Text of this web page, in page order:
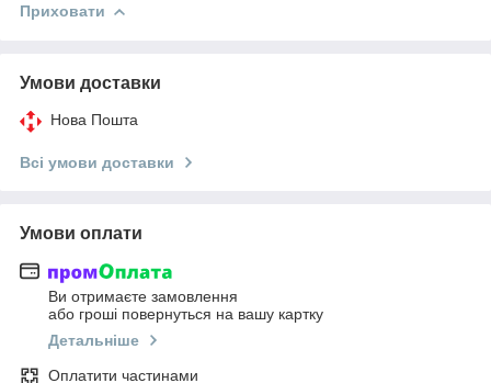
Приховати
Умови доставки
Нова Пошта
Всі умови доставки
Умови оплати
Ви отримаєте замовлення
або гроші повернуться на вашу картку
Детальніше
Оплатити частинами